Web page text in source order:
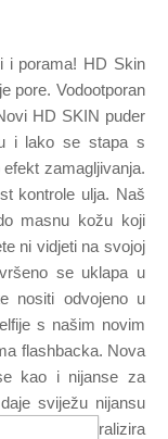
i porama! HD Skin
pore. Vodootporan
HD SKIN puder
i lako se stapa s
zamagljivanja.
kontrole ulja. Naš
masnu kožu koji
ni vidjeti na svojoj
se uklapa u
nositi odvojeno u
s našim novim
flashbacka. Nova
kao i nijanse za
sviježu nijansu
0.3 neutralizira